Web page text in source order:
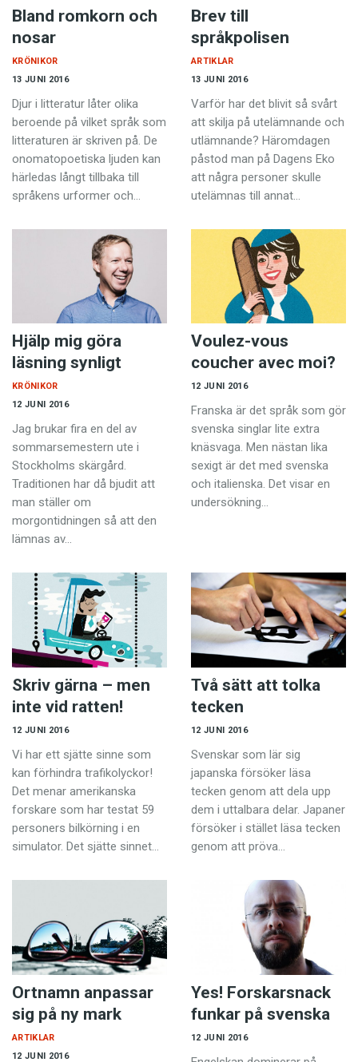
Bland romkorn och
nosar
13 JUNI 2016
KRÖNIKOR
Djur i litteratur låter olika
beroende på vilket språk som
litteraturen är skriven på. De
onomatopoetiska ljuden kan
härledas långt tillbaka till
språkens urformer och…
Brev till
språkpolisen
13 JUNI 2016
ARTIKLAR
Varför har det blivit så svårt
att skilja på utelämnande och
utlämnande? Häromdagen
påstod man på Dagens Eko
att några personer skulle
utelämnas till annat…
Hjälp mig göra
läsning synligt
12 JUNI 2016
KRÖNIKOR
Jag brukar fira en del av
sommarsemestern ute i
Stockholms skärgård.
Traditionen har då bjudit att
man ställer om
morgontidningen så att den
lämnas av…
Voulez-vous
coucher avec moi?
12 JUNI 2016
Franska är det språk som gör
svenska singlar lite extra
knäsvaga. Men nästan lika
sexigt är det med svenska
och italienska. Det visar en
undersökning…
Skriv gärna – men
inte vid ratten!
12 JUNI 2016
Vi har ett sjätte sinne som
kan förhindra trafikolyckor!
Det menar amerikanska
forskare som har testat 59
personers bilkörning i en
simulator. Det sjätte sinnet…
Två sätt att tolka
tecken
12 JUNI 2016
Svenskar som lär sig
japanska försöker läsa
tecken genom att dela upp
dem i uttalbara delar. Japaner
försöker i stället läsa tecken
genom att pröva…
Ortnamn anpassar
sig på ny mark
12 JUNI 2016
ARTIKLAR
Yes! Forskarsnack
funkar på svenska
12 JUNI 2016